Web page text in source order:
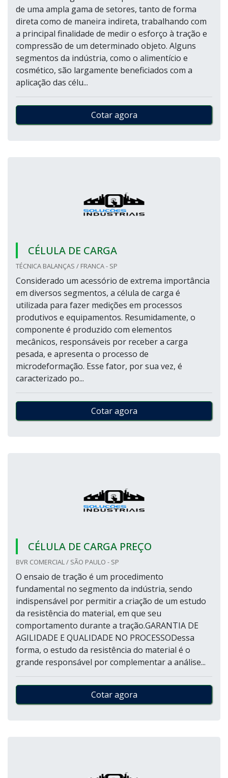
de uma ampla gama de setores, tanto de forma
direta como de maneira indireta, trabalhando com
a principal finalidade de medir o esforço à tração e
compressão de um determinado objeto. Alguns
segmentos da indústria, como o alimentício e
cosmético, são largamente beneficiados com a
aplicação das célu...
Cotar agora
CÉLULA DE CARGA
TÉCNICA BALANÇAS / FRANCA - SP
Considerado um acessório de extrema importância
em diversos segmentos, a célula de carga é
utilizada para fazer medições em processos
produtivos e equipamentos. Resumidamente, o
componente é produzido com elementos
mecânicos, responsáveis por receber a carga
pesada, e apresenta o processo de
microdeformação. Esse fator, por sua vez, é
caracterizado po...
Cotar agora
CÉLULA DE CARGA PREÇO
BVR COMERCIAL / SÃO PAULO - SP
O ensaio de tração é um procedimento
fundamental no segmento da indústria, sendo
indispensável por permitir a criação de um estudo
da resistência do material, em que seu
comportamento durante a tração.GARANTIA DE
AGILIDADE E QUALIDADE NO PROCESSODessa
forma, o estudo da resistência do material é o
grande responsável por complementar a análise...
Cotar agora